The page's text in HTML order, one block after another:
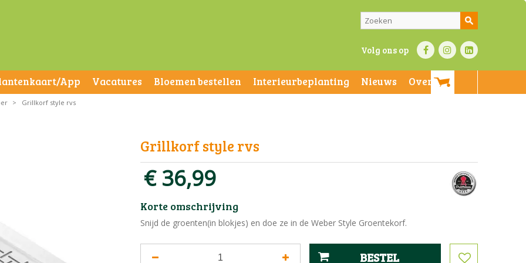
Volg ons op
App Vacatures Bloemen bestellen Interieurbeplanting Nieuws
Over ons
> Grillkorf style rvs
Grillkorf style rvs
€ 36,99
Korte omschrijving
Snijd de groenten(in blokjes) en doe ze in de Weber Style Groentekorf.